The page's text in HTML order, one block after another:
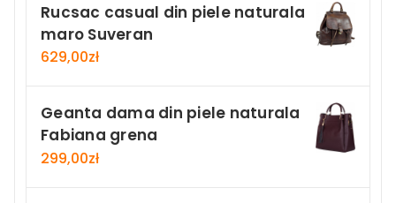
Rucsac casual din piele naturala
maro Suveran
629,00zł
Geanta dama din piele naturala
Fabiana grena
299,00zł